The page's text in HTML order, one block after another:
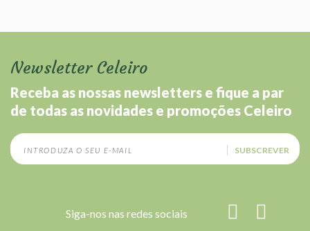
Newsletter Celeiro
Receba as nossas newsletters e fique a par
de todas as novidades e promoções Celeiro
SUBSCREVER
Siga-nos nas redes sociais